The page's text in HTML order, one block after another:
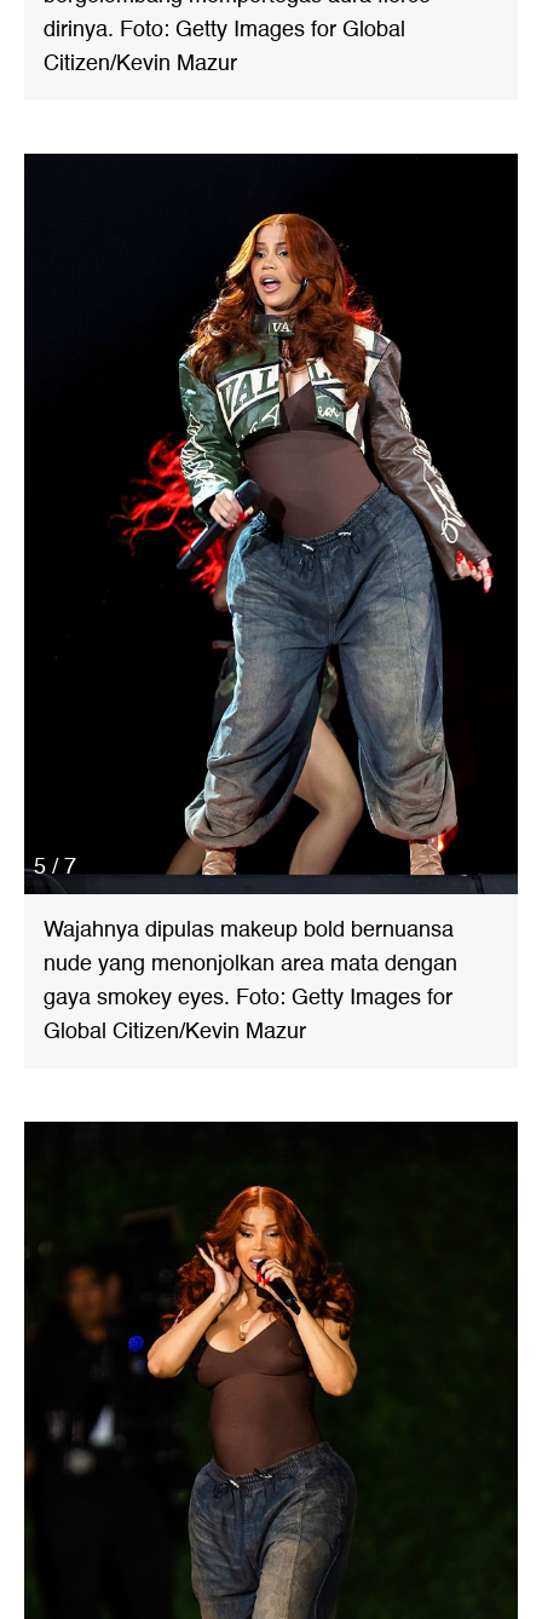
dirinya. Foto: Getty Images for Global
Citizen/Kevin Mazur
5 / 7
Wajahnya dipulas makeup bold bernuansa
nude yang menonjolkan area mata dengan
gaya smokey eyes. Foto: Getty Images for
Global Citizen/Kevin Mazur